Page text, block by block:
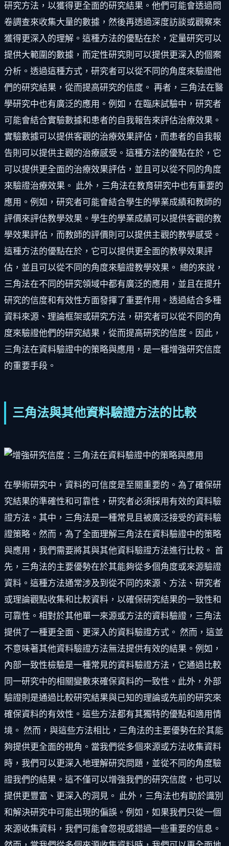
研究方法，以獲得更全面的研究結果。他們可能會透過問
卷調查來收集大量的數據，然後再透過深度訪談或觀察來
獲得更深入的理解。這種方法的優點在於，定量研究可以
提供大範圍的數據，而定性研究則可以提供更深入的個案
分析。透過這種方式，研究者可以從不同的角度來驗證他
們的研究結果，從而提高研究的信度。 再者，三角法在醫
學研究中也有廣泛的應用。例如，在臨床試驗中，研究者
可能會結合實驗數據和患者的自我報告來評估治療效果。
實驗數據可以提供客觀的治療效果評估，而患者的自我報
告則可以提供主觀的治療感受。這種方法的優點在於，它
可以提供更全面的治療效果評估，並且可以從不同的角度
來驗證治療效果。 此外，三角法在教育研究中也有重要的
應用。例如，研究者可能會結合學生的學業成績和教師的
評價來評估教學效果。學生的學業成績可以提供客觀的教
學效果評估，而教師的評價則可以提供主觀的教學感受。
這種方法的優點在於，它可以提供更全面的教學效果評
估，並且可以從不同的角度來驗證教學效果。 總的來說，
三角法在不同的研究領域中都有廣泛的應用，並且在提升
研究的信度和有效性方面發揮了重要作用。透過結合多種
資料來源、理論框架或研究方法，研究者可以從不同的角
度來驗證他們的研究結果，從而提高研究的信度。因此，
三角法在資料驗證中的策略與應用，是一種增強研究信度
的重要手段。
三角法與其他資料驗證方法的比較
在學術研究中，資料的可信度是至關重要的。為了確保研
究結果的準確性和可靠性，研究者必須採用有效的資料驗
證方法。其中，三角法是一種常見且被廣泛接受的資料驗
證策略。然而，為了全面理解三角法在資料驗證中的策略
與應用，我們需要將其與其他資料驗證方法進行比較。 首
先，三角法的主要優勢在於其能夠從多個角度或來源驗證
資料。這種方法通常涉及到從不同的來源、方法、研究者
或理論觀點收集和比較資料，以確保研究結果的一致性和
可靠性。相對於其他單一來源或方法的資料驗證，三角法
提供了一種更全面、更深入的資料驗證方式。 然而，這並
不意味著其他資料驗證方法無法提供有效的結果。例如，
內部一致性檢驗是一種常見的資料驗證方法，它通過比較
同一研究中的相關變數來確保資料的一致性。此外，外部
驗證則是通過比較研究結果與已知的理論或先前的研究來
確保資料的有效性。這些方法都有其獨特的優點和適用情
境。 然而，與這些方法相比，三角法的主要優勢在於其能
夠提供更全面的視角。當我們從多個來源或方法收集資料
時，我們可以更深入地理解研究問題，並從不同的角度驗
證我們的結果。這不僅可以增強我們的研究信度，也可以
提供更豐富、更深入的洞見。 此外，三角法也有助於識別
和解決研究中可能出現的偏誤。例如，如果我們只從一個
來源收集資料，我們可能會忽視或錯過一些重要的信息。